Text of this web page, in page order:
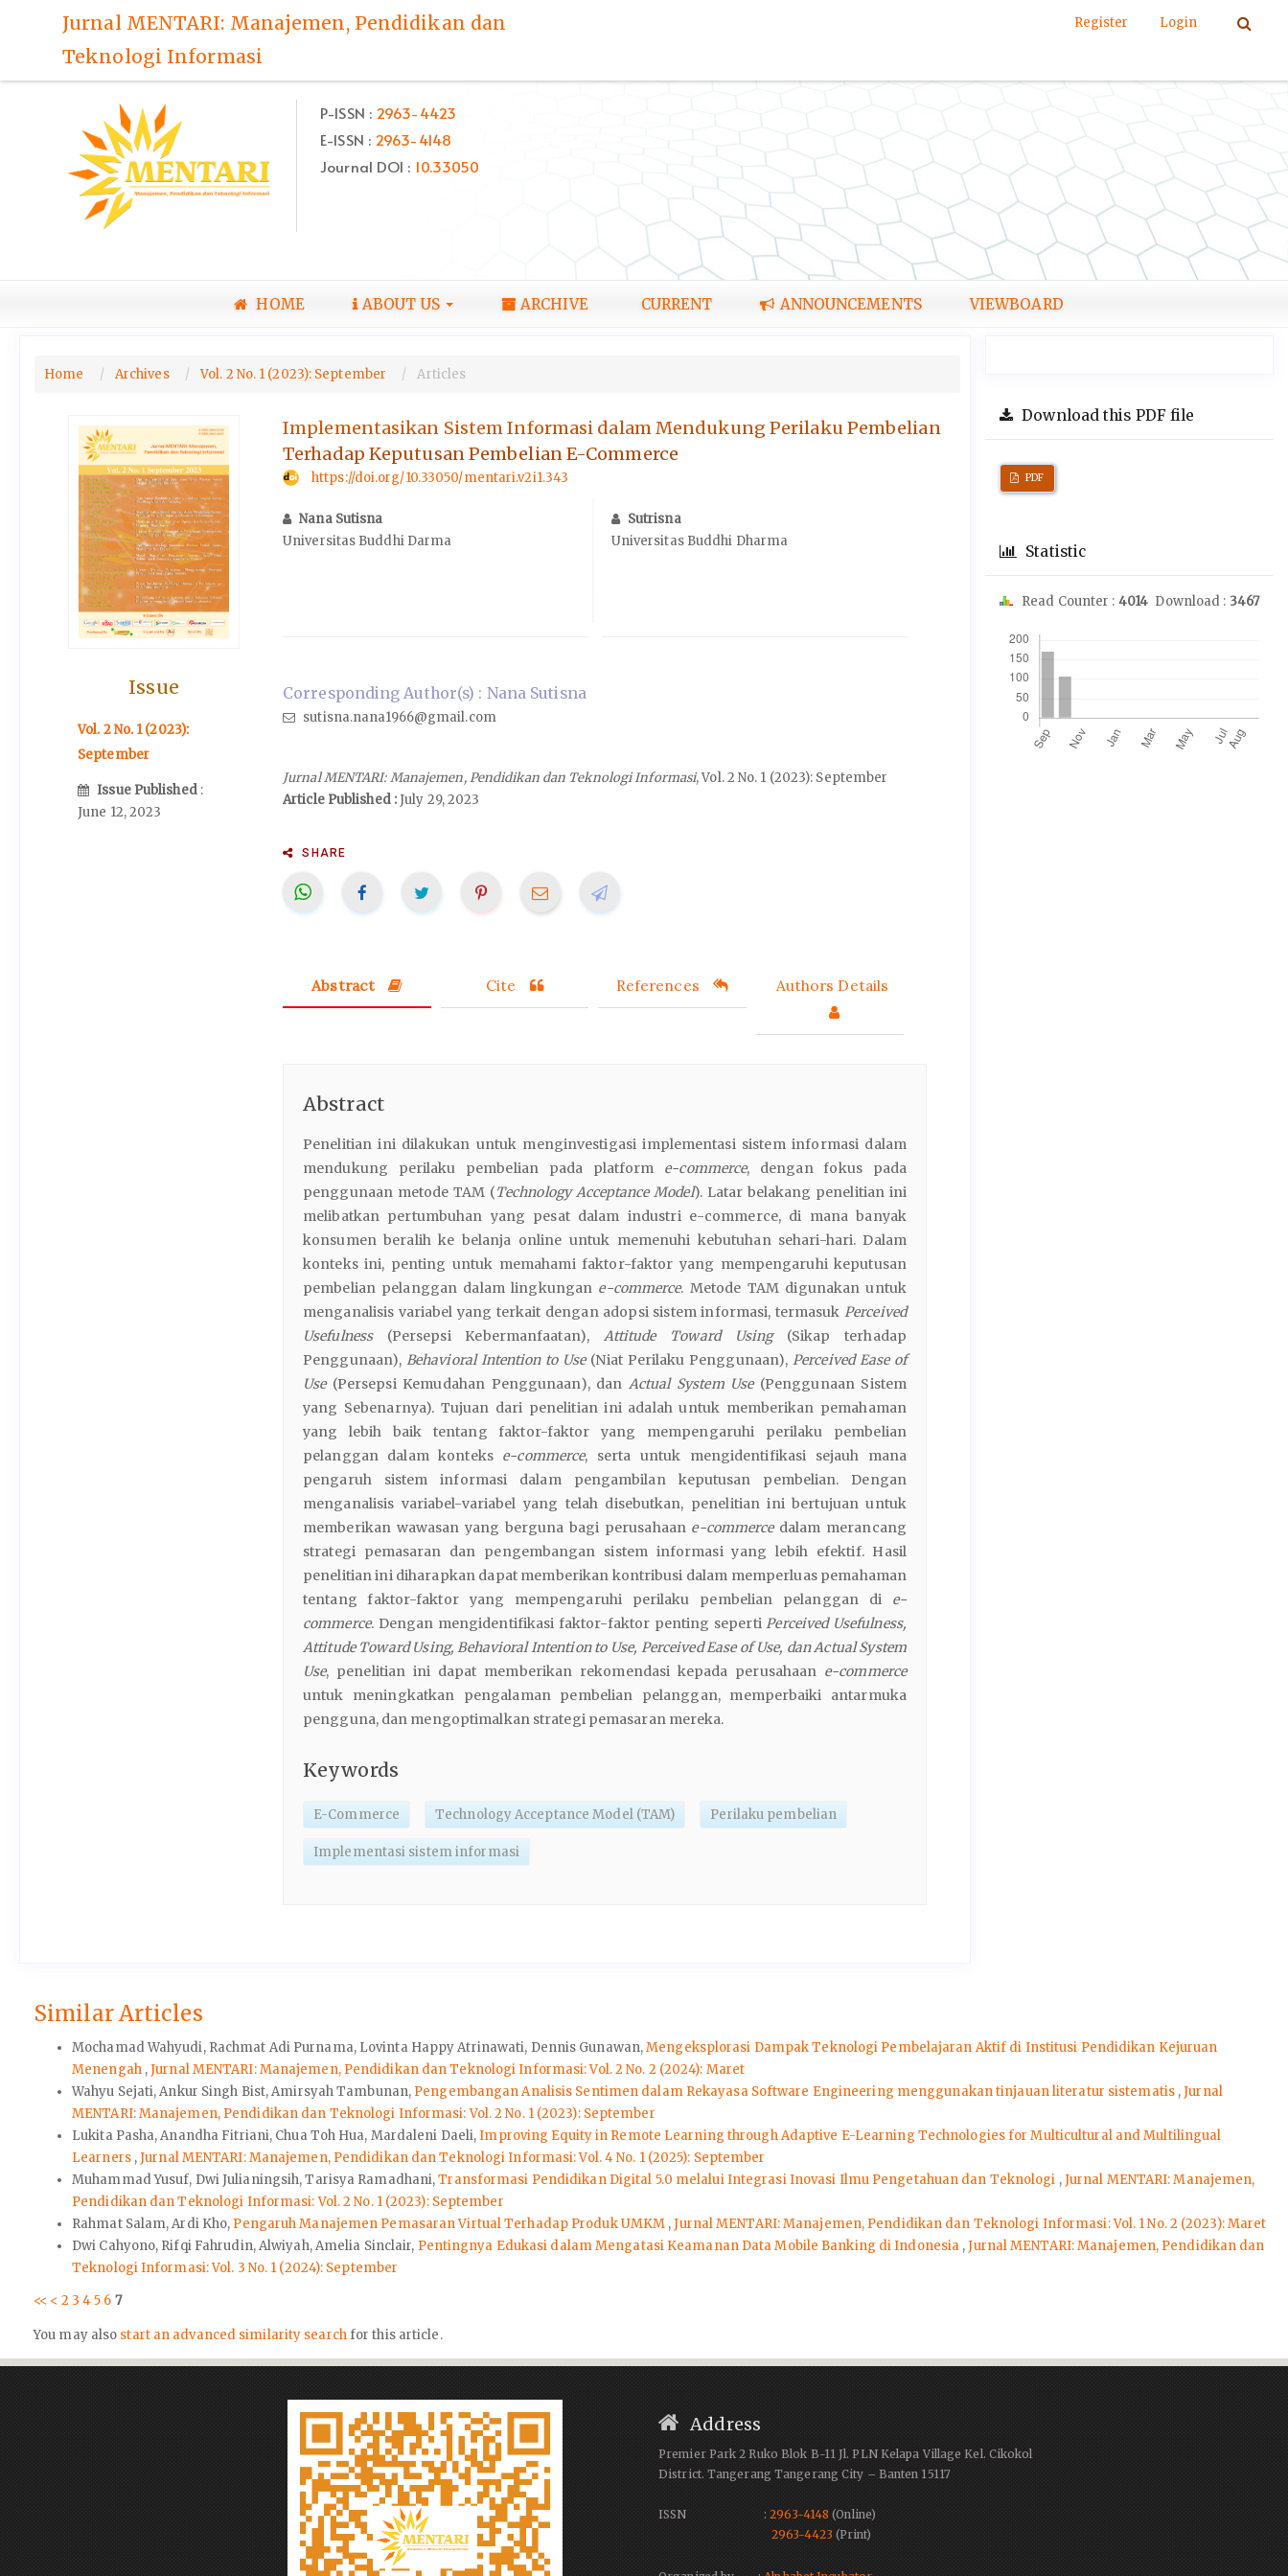
Navigation
Content
Jurnal MENTARI: Manajemen, Pendidikan dan
Teknologi Informasi
Register Login
P-ISSN : 2963-4423
E-ISSN : 2963-4148
Journal DOI : 10.33050
HOME ABOUT US ARCHIVE CURRENT ANNOUNCEMENTS VIEWBOARD
Home Archives Vol. 2 No. 1 (2023): September Articles
Issue
Vol. 2 No. 1 (2023):
September
Issue Published :
June 12, 2023
Implementasikan Sistem Informasi dalam Mendukung Perilaku Pembelian
Terhadap Keputusan Pembelian E-Commerce
https://doi.org/10.33050/mentari.v2i1.343
Nana Sutisna
Universitas Buddhi Darma
Sutrisna
Universitas Buddhi Dharma
Corresponding Author(s) : Nana Sutisna
sutisna.nana1966@gmail.com
Jurnal MENTARI: Manajemen, Pendidikan dan Teknologi Informasi, Vol. 2 No. 1 (2023): September
Article Published :July 29, 2023
SHARE
Abstract Cite References Authors Details
Abstract
Penelitian ini dilakukan untuk menginvestigasi implementasi sistem informasi dalam
mendukung perilaku pembelian pada platform e-commerce, dengan fokus pada
penggunaan metode TAM (Technology Acceptance Model). Latar belakang penelitian ini
melibatkan pertumbuhan yang pesat dalam industri e-commerce, di mana banyak
konsumen beralih ke belanja online untuk memenuhi kebutuhan sehari-hari. Dalam
konteks ini, penting untuk memahami faktor-faktor yang mempengaruhi keputusan
pembelian pelanggan dalam lingkungan e-commerce. Metode TAM digunakan untuk
menganalisis variabel yang terkait dengan adopsi sistem informasi, termasukPerceived
Usefulness(Persepsi Kebermanfaatan), Attitude Toward Using(Sikap terhadap
Penggunaan), Behavioral Intention to Use(Niat Perilaku Penggunaan),Perceived Ease of
Use(Persepsi Kemudahan Penggunaan), dan Actual System Use(Penggunaan Sistem
yang Sebenarnya). Tujuan dari penelitian ini adalah untuk memberikan pemahaman
yang lebih baik tentang faktor-faktor yang mempengaruhi perilaku pembelian
pelanggan dalam konteks e-commerce, serta untuk mengidentifikasi sejauh mana
pengaruh sistem informasi dalam pengambilan keputusan pembelian. Dengan
menganalisis variabel-variabel yang telah disebutkan, penelitian ini bertujuan untuk
memberikan wawasan yang berguna bagi perusahaan e-commercedalam merancang
strategi pemasaran dan pengembangan sistem informasi yang lebih efektif. Hasil
penelitian ini diharapkan dapat memberikan kontribusi dalam memperluas pemahaman
tentang faktor-faktor yang mempengaruhi perilaku pembelian pelanggan di e-
commerce. Dengan mengidentifikasi faktor-faktor penting sepertiPerceived Usefulness,
Attitude Toward Using, Behavioral Intention to Use, Perceived Ease of Use, dan Actual System
Use, penelitian ini dapat memberikan rekomendasi kepada perusahaan e-commerce
untuk meningkatkan pengalaman pembelian pelanggan, memperbaiki antarmuka
pengguna, dan mengoptimalkan strategi pemasaran mereka.
Keywords
E-Commerce Technology Acceptance Model (TAM) Perilaku pembelian
Implementasi sistem informasi
Download this PDF file
PDF
Statistic
Read Counter : 4014 Download : 3467
Similar Articles
Mochamad Wahyudi, Rachmat Adi Purnama, Lovinta Happy Atrinawati, Dennis Gunawan,Mengeksplorasi Dampak Teknologi Pembelajaran Aktif di Institusi Pendidikan Kejuruan
Menengah ,Jurnal MENTARI: Manajemen, Pendidikan dan Teknologi Informasi: Vol. 2 No. 2 (2024): Maret
Wahyu Sejati, Ankur Singh Bist, Amirsyah Tambunan, Pengembangan Analisis Sentimen dalam Rekayasa Software Engineering menggunakan tinjauan literatur sistematis ,Jurnal
MENTARI: Manajemen, Pendidikan dan Teknologi Informasi: Vol. 2 No. 1 (2023): September
Lukita Pasha, Anandha Fitriani, Chua Toh Hua, Mardaleni Daeli,Improving Equity in Remote Learning through Adaptive E-Learning Technologies for Multicultural and Multilingual
Learners ,Jurnal MENTARI: Manajemen, Pendidikan dan Teknologi Informasi: Vol. 4 No. 1 (2025): September
Muhammad Yusuf, Dwi Julianingsih, Tarisya Ramadhani,Transformasi Pendidikan Digital 5.0 melalui Integrasi Inovasi Ilmu Pengetahuan dan Teknologi ,Jurnal MENTARI: Manajemen,
Pendidikan dan Teknologi Informasi: Vol. 2 No. 1 (2023): September
Rahmat Salam, Ardi Kho, Pengaruh Manajemen Pemasaran Virtual Terhadap Produk UMKM ,Jurnal MENTARI: Manajemen, Pendidikan dan Teknologi Informasi: Vol. 1 No. 2 (2023): Maret
Dwi Cahyono, Rifqi Fahrudin, Alwiyah, Amelia Sinclair, Pentingnya Edukasi dalam Mengatasi Keamanan Data Mobile Banking di Indonesia ,Jurnal MENTARI: Manajemen, Pendidikan dan
Teknologi Informasi: Vol. 3 No. 1 (2024): September
<< < 2 3 45 6 7
You may also start an advanced similarity searchfor this article.
Address
Premier Park 2 Ruko Blok B-11 Jl. PLN Kelapa Village Kel. Cikokol
District. Tangerang Tangerang City – Banten 15117
ISSN :2963-4148 (Online)
2963-4423 (Print)